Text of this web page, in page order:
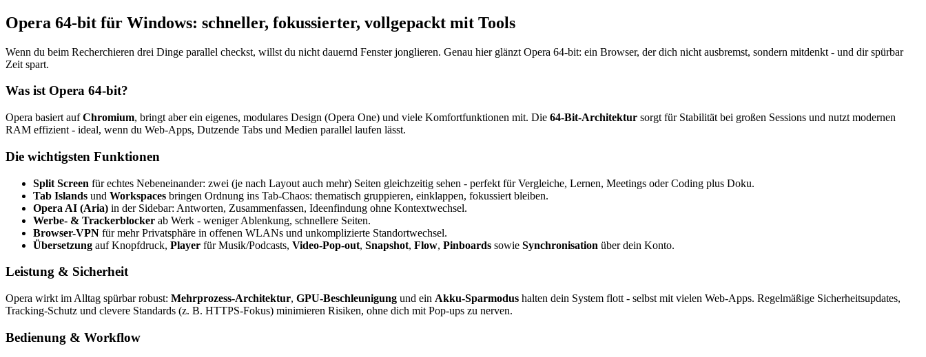
Opera 64-bit für Windows: schneller, fokussierter, vollgepackt mit Tools
Wenn du beim Recherchieren drei Dinge parallel checkst, willst du nicht dauernd Fenster jonglieren. Genau hier glänzt Opera 64-bit: ein Browser, der dich nicht ausbremst, sondern mitdenkt - und dir spürbar
Zeit spart.
Was ist Opera 64-bit?
Opera basiert aufChromium, bringt aber ein eigenes, modulares Design (Opera One) und viele Komfortfunktionen mit. Die 64-Bit-Architektur sorgt für Stabilität bei großen Sessions und nutzt modernen
RAM effizient - ideal, wenn du Web-Apps, Dutzende Tabs und Medien parallel laufen lässt.
Die wichtigsten Funktionen
Split Screen für echtes Nebeneinander: zwei (je nach Layout auch mehr) Seiten gleichzeitig sehen - perfekt für Vergleiche, Lernen, Meetings oder Coding plus Doku.
Tab Islands und Workspaces bringen Ordnung ins Tab-Chaos: thematisch gruppieren, einklappen, fokussiert bleiben.
Opera AI (Aria) in der Sidebar: Antworten, Zusammenfassen, Ideenfindung ohne Kontextwechsel.
Werbe- & Trackerblocker ab Werk - weniger Ablenkung, schnellere Seiten.
Browser-VPN für mehr Privatsphäre in offenen WLANs und unkomplizierte Standortwechsel.
Übersetzung auf Knopfdruck, Player für Musik/Podcasts, Video-Pop-out, Snapshot, Flow, Pinboards sowie Synchronisation über dein Konto.
Leistung & Sicherheit
Opera wirkt im Alltag spürbar robust: Mehrprozess-Architektur, GPU-Beschleunigung und ein Akku-Sparmodus halten dein System flott - selbst mit vielen Web-Apps. Regelmäßige Sicherheitsupdates,
Tracking-Schutz und clevere Standards (z. B. HTTPS-Fokus) minimieren Risiken, ohne dich mit Pop-ups zu nerven.
Bedienung & Workflow